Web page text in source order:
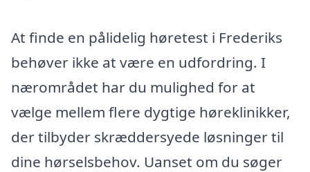
At finde en pålidelig høretest i Frederiks
behøver ikke at være en udfordring. I
nærområdet har du mulighed for at
vælge mellem flere dygtige høreklinikker,
der tilbyder skræddersyede løsninger til
dine hørselsbehov. Uanset om du søger